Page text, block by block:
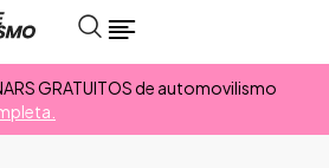
GRATUITOS de automovilismo